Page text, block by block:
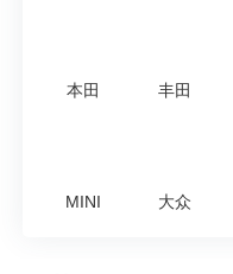
本田 丰田
MINI 大众